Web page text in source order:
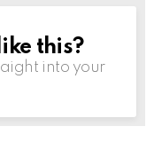
this?
into your